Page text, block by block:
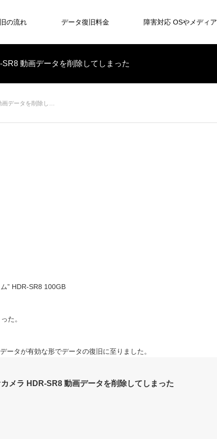
の流れ データ復旧料金 障害対応 OSやメディア
動画データを削除してしまった
画データを削除し…
” HDR-SR8 100GB
た。
ータが有効な形でデータの復旧に至りました。
メラ HDR-SR8 動画データを削除してしまった